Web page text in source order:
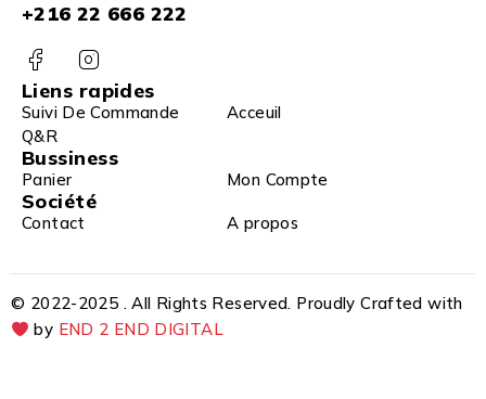
+216 22 666 222
Liens rapides
Suivi De Commande
Acceuil
Q&R
Bussiness
Panier Mon Compte
Société
Contact A propos
© 2022-2025 . All Rights Reserved. Proudly Crafted with
by END 2 END DIGITAL